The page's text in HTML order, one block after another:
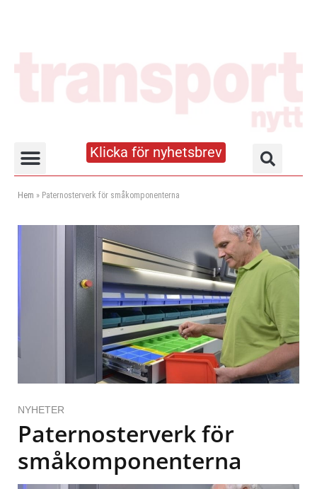
Klicka för nyhetsbrev
Hem » Paternosterverk för småkomponenterna
NYHETER
Paternosterverk för
småkomponenterna